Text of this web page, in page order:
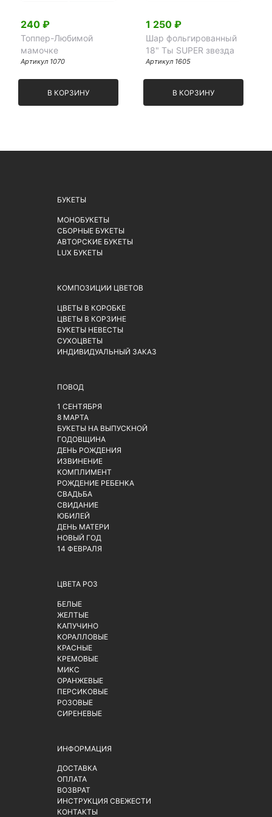
240 ₽
Топпер-Любимой
мамочке
Артикул 1070
В КОРЗИНУ
1 250 ₽
Шар фольгированный
18" Ты SUPER звезда
Артикул 1605
В КОРЗИНУ
БУКЕТЫ
МОНОБУКЕТЫ
СБОРНЫЕ БУКЕТЫ
АВТОРСКИЕ БУКЕТЫ
LUX БУКЕТЫ
КОМПОЗИЦИИ ЦВЕТОВ
ЦВЕТЫ В КОРОБКЕ
ЦВЕТЫ В КОРЗИНЕ
БУКЕТЫ НЕВЕСТЫ
СУХОЦВЕТЫ
ИНДИВИДУАЛЬНЫЙ ЗАКАЗ
ПОВОД
1 СЕНТЯБРЯ
8 МАРТА
БУКЕТЫ НА ВЫПУСКНОЙ
ГОДОВЩИНА
ДЕНЬ РОЖДЕНИЯ
ИЗВИНЕНИЕ
КОМПЛИМЕНТ
РОЖДЕНИЕ РЕБЕНКА
СВАДЬБА
СВИДАНИЕ
ЮБИЛЕЙ
ДЕНЬ МАТЕРИ
НОВЫЙ ГОД
14 ФЕВРАЛЯ
ЦВЕТА РОЗ
БЕЛЫЕ
ЖЕЛТЫЕ
КАПУЧИНО
КОРАЛЛОВЫЕ
КРАСНЫЕ
КРЕМОВЫЕ
МИКС
ОРАНЖЕВЫЕ
ПЕРСИКОВЫЕ
РОЗОВЫЕ
СИРЕНЕВЫЕ
ИНФОРМАЦИЯ
ДОСТАВКА
ОПЛАТА
ВОЗВРАТ
ИНСТРУКЦИЯ СВЕЖЕСТИ
КОНТАКТЫ